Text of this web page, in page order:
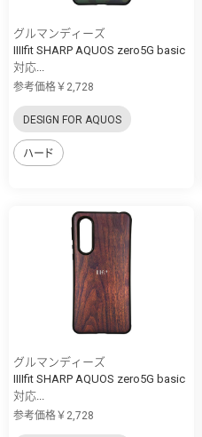
グルマンディーズ
IIIIfit SHARP AQUOS zero5G basic
対応...
参考価格￥2,728
DESIGN FOR AQUOS
ハード
グルマンディーズ
IIIIfit SHARP AQUOS zero5G basic
対応...
参考価格￥2,728